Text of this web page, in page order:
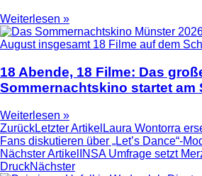
Weiterlesen »
18 Abende, 18 Filme: Das
Sommernachtskino startet am
Weiterlesen »
ZurückLetzter Artikel Laura Wontorra
Fans diskutieren über „Let’s Dance“-
Nächster Artikel INSA Umfrage setzt
DruckNächster